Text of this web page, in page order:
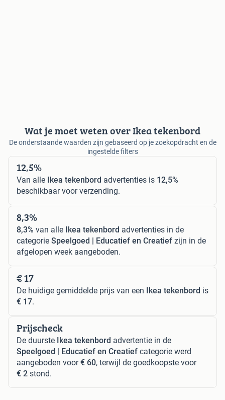
Wat je moet weten over Ikea tekenbord
De onderstaande waarden zijn gebaseerd op je zoekopdracht en de
ingestelde filters
12,5%
Van alle Ikea tekenbord advertenties is 12,5%
beschikbaar voor verzending.
8,3%
8,3% van alle Ikea tekenbord advertenties in de
categorie Speelgoed | Educatief en Creatief zijn in de
afgelopen week aangeboden.
€ 17
De huidige gemiddelde prijs van een Ikea tekenbord is
€ 17.
Prijscheck
De duurste Ikea tekenbord advertentie in de
Speelgoed | Educatief en Creatief categorie werd
aangeboden voor€ 60, terwijl de goedkoopste voor
€ 2 stond.